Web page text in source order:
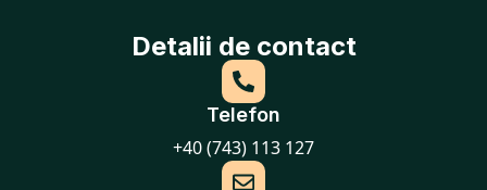
Detalii de contact
Telefon
+40 (743) 113 127